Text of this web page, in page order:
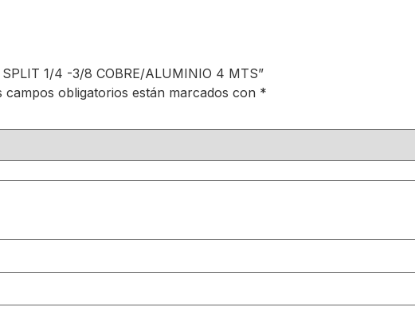
1/4 -3/8 COBRE/ALUMINIO 4 MTS”
campos obligatorios están marcados con *